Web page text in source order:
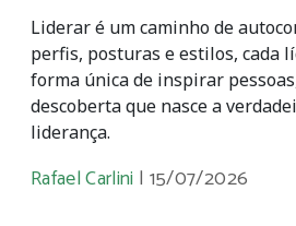
Liderar é um caminho de
perfis, posturas e estilos, cada
forma única de inspirar
descoberta que nasce a
liderança.
Rafael Carlini | 15/07/2026